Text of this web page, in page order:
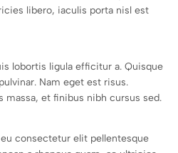
libero, iaculis porta nisl est
lobortis ligula efficitur a. Quisque
Nam eget est risus.
et finibus nibh cursus sed.
consectetur elit pellentesque